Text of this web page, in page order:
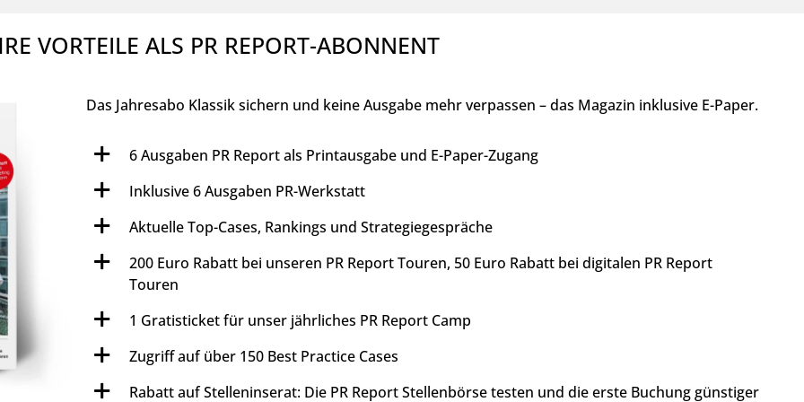
VORTEILE ALS PR REPORT-ABONNENT
Das Jahresabo Klassik sichern und keine Ausgabe mehr verpassen – das Magazin inklusive E-Paper.
6 Ausgaben PR Report als Printausgabe und E-Paper-Zugang
Inklusive 6 Ausgaben PR-Werkstatt
Aktuelle Top-Cases, Rankings und Strategiegespräche
200 Euro Rabatt bei unseren PR Report Touren, 50 Euro Rabatt bei digitalen PR Report
Touren
1 Gratisticket für unser jährliches PR Report Camp
Zugriff auf über 150 Best Practice Cases
Rabatt auf Stelleninserat: Die PR Report Stellenbörse testen und die erste Buchung günstiger